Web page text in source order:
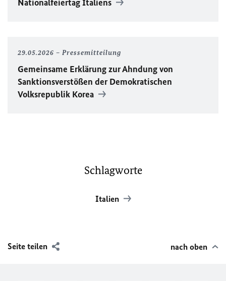
Nationalfeiertag Italiens
29.05.2026 Pressemitteilung
Gemeinsame Erklärung zur Ahndung von
Sanktionsverstößen der Demokratischen
Volksrepublik Korea
Schlagworte
Italien
Seite teilen nach oben